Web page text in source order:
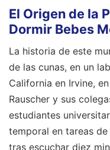
El Origen de la
Dormir Bebes
La historia de este
de las cunas, en un
California en Irvine,
Rauscher y sus
estudiantes
temporal en tareas
tras escuchar diez